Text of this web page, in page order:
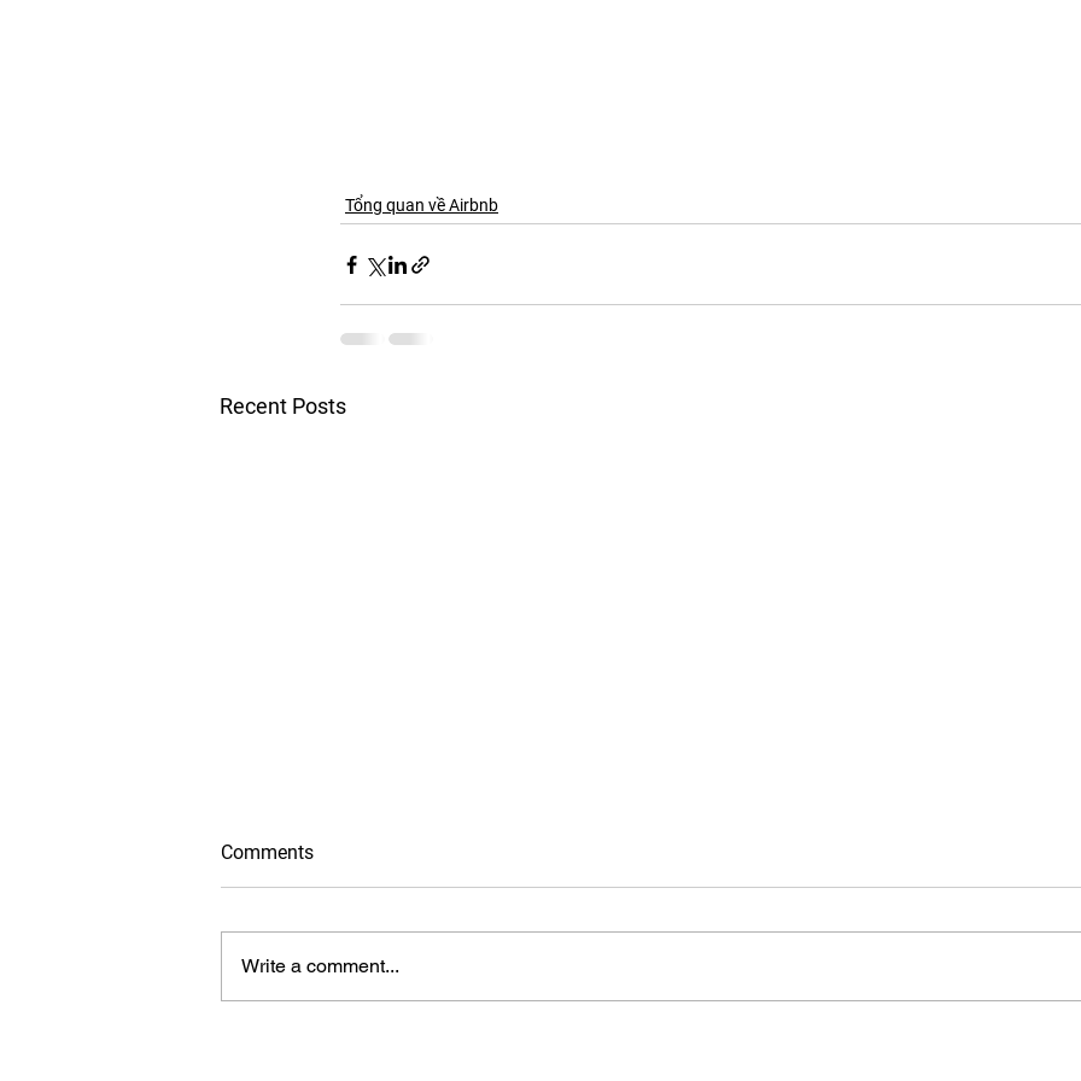
Tổng quan về Airbnb
Recent Posts
Comments
Write a comment...